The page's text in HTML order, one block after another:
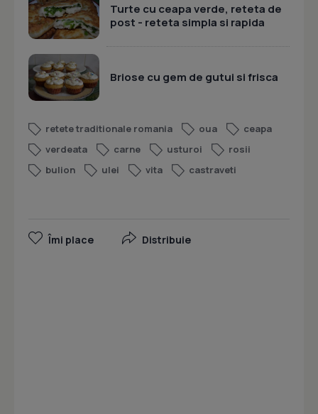
Turte cu ceapa verde, reteta de
post - reteta simpla si rapida
Briose cu gem de gutui si frisca
retete traditionale romania oua
ceapa
verdeata
carne usturoi
rosii
bulion
ulei vita castraveti
Îmi place Distribuie